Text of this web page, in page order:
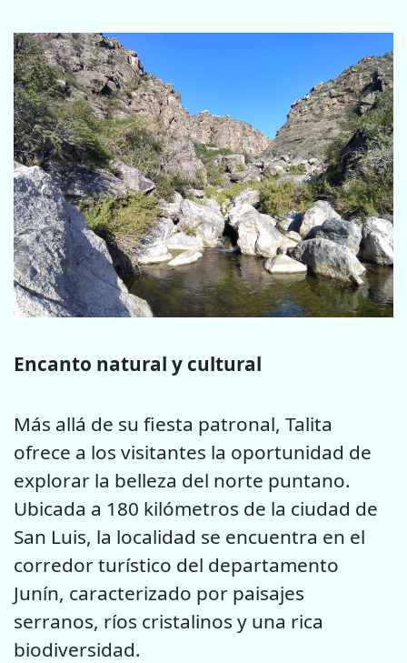
Encanto natural y cultural
Más allá de su fiesta patronal, Talita
ofrece a los visitantes la oportunidad de
explorar la belleza del norte puntano.
Ubicada a 180 kilómetros de la ciudad de
San Luis, la localidad se encuentra en el
corredor turístico del departamento
Junín, caracterizado por paisajes
serranos, ríos cristalinos y una rica
biodiversidad.